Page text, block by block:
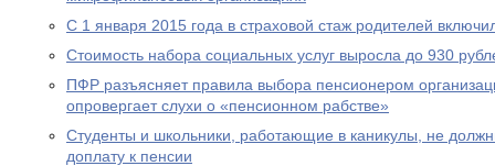
С 1 января 2015 года в страховой стаж родителей
Стоимость набора социальных услуг выросла до 930
ПФР разъясняет правила выбора пенсионером
опровергает слухи о «пенсионном рабстве»
Студенты и школьники, работающие в каникулы, не
доплату к пенсии